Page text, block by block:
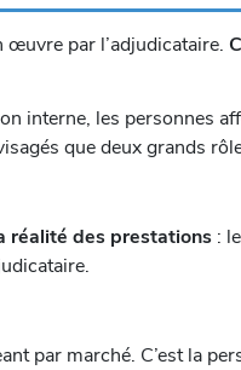
œuvre par l’adjudicataire.
interne, les personnes
que deux grands
réalité des prestations :
par marché. C’est la